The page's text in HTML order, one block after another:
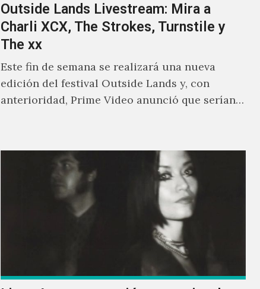
Outside Lands Livestream: Mira a
Charli XCX, The Strokes, Turnstile y
The xx
Este fin de semana se realizará una nueva
edición del festival Outside Lands y, con
anterioridad, Prime Video anunció que serían